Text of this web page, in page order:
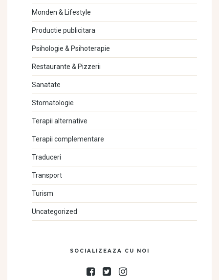
Monden & Lifestyle
Productie publicitara
Psihologie & Psihoterapie
Restaurante & Pizzerii
Sanatate
Stomatologie
Terapii alternative
Terapii complementare
Traduceri
Transport
Turism
Uncategorized
SOCIALIZEAZA CU NOI